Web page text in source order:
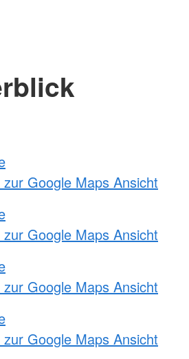
zur Google Maps Ansicht
zur Google Maps Ansicht
zur Google Maps Ansicht
zur Google Maps Ansicht